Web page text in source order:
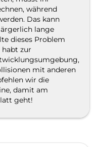
während
Das kann
lange
dieses Problem
zur
mit anderen
wir die
damit am
geht!